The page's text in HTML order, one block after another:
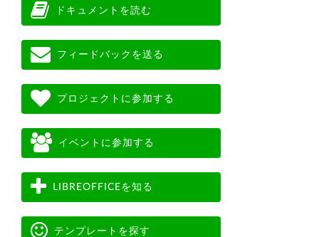
ドキュメントを読む
フィードバックを送る
プロジェクトに参加する
イベントに参加する
LIBREOFFICEを知る
テンプレートを探す